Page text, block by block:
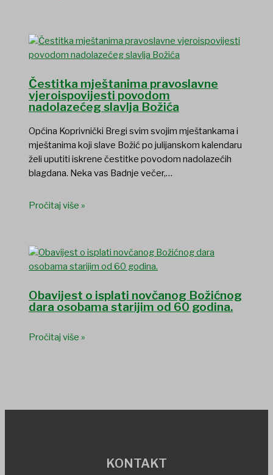
Čestitka mještanima pravoslavne
vjeroispovijesti povodom
nadolazećeg slavlja Božića
Općina Koprivnički Bregi svim svojim mještankama i
mještanima koji slave Božić po julijanskom kalendaru
želi uputiti iskrene čestitke povodom nadolazećih
blagdana. Neka vas Badnje večer,…
Pročitaj više »
Obavijest o isplati novčanog Božićnog
dara osobama starijim od 60 godina.
Pročitaj više »
KONTAKT